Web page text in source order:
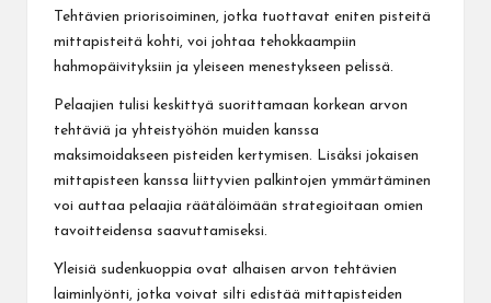
Tehtävien priorisoiminen, jotka tuottavat eniten pisteitä
mittapisteitä kohti, voi johtaa tehokkaampiin
hahmopäivityksiin ja yleiseen menestykseen pelissä.
Pelaajien tulisi keskittyä suorittamaan korkean arvon
tehtäviä ja yhteistyöhön muiden kanssa
maksimoidakseen pisteiden kertymisen. Lisäksi jokaisen
mittapisteen kanssa liittyvien palkintojen ymmärtäminen
voi auttaa pelaajia räätälöimään strategioitaan omien
tavoitteidensa saavuttamiseksi.
Yleisiä sudenkuoppia ovat alhaisen arvon tehtävien
laiminlyönti, jotka voivat silti edistää mittapisteiden